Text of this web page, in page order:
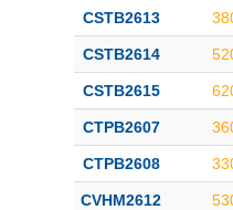
CSTB2613
CSTB2614
CSTB2615
CTPB2607
CTPB2608
CVHM2612